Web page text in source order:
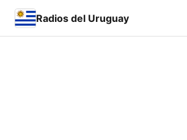
Radios del Uruguay